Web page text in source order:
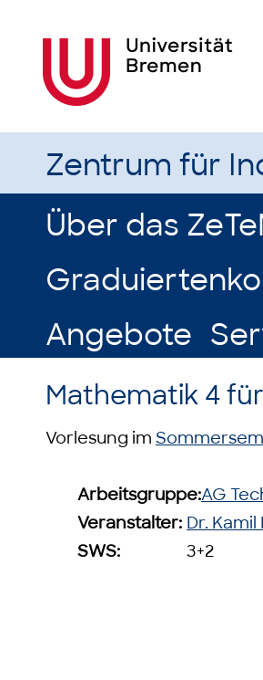
Zentrum für
Über das
Angebote
Mathematik 4
Vorlesung im
Arbeitsgruppe:AG
Veranstalter: Dr.
SWS:
3+2